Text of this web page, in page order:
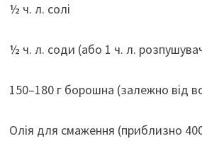
½ ч. л. солі
½ ч. л. соди (або 1 ч. л.
150–180 г борошна (залежно від
Олія для смаження (приблизно